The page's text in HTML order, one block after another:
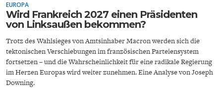
INDUSTRIEPOLITIK
ENERGIE & UMWELT
EUROPA
Wird Frankreich 2027 einen Präsidenten
von Linksaußen bekommen?
Trotz des Wahlsieges von Amtsinhaber Macron werden sich die
tektonischen Verschiebungen im französischen Parteiensystem
fortsetzen – und die Wahrscheinlichkeit für eine radikale Regierung
im Herzen Europas wird weiter zunehmen. Eine Analyse von Joseph
Downing.